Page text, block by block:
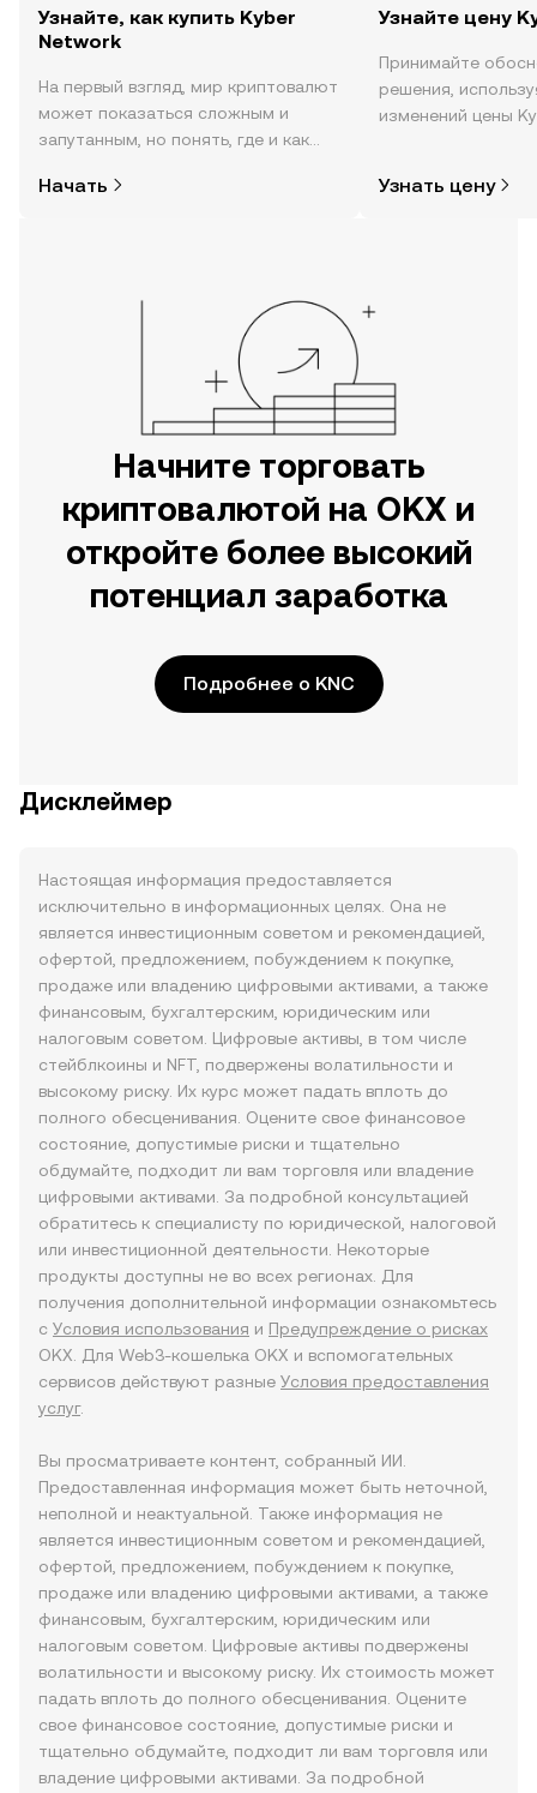
Узнайте, как купить Kyber
Network
На первый взгляд, мир криптовалют
может показаться сложным и
запутанным, но понять, где и как
так сложно. Начните исследовать
Начать
Узнайте цену
Принимайте
решения,
изменений цены
новости и многое
Узнать цену
Начните торговать
криптовалютой на OKX и
откройте более высокий
потенциал заработка
Подробнее о KNC
Дисклеймер
Настоящая информация предоставляется
исключительно в информационных целях. Она не
является инвестиционным советом и рекомендацией,
офертой, предложением, побуждением к покупке,
продаже или владению цифровыми активами, а также
финансовым, бухгалтерским, юридическим или
налоговым советом. Цифровые активы, в том числе
стейблкоины и NFT, подвержены волатильности и
высокому риску. Их курс может падать вплоть до
полного обесценивания. Оцените свое финансовое
состояние, допустимые риски и тщательно
обдумайте, подходит ли вам торговля или владение
цифровыми активами. За подробной консультацией
обратитесь к специалисту по юридической, налоговой
или инвестиционной деятельности. Некоторые
продукты доступны не во всех регионах. Для
получения дополнительной информации ознакомьтесь
с Условия использования и Предупреждение о рисках
OKX. Для Web3-кошелька OKX и вспомогательных
сервисов действуют разные Условия предоставления
услуг.
Вы просматриваете контент, собранный ИИ.
Предоставленная информация может быть неточной,
неполной и неактуальной. Также информация не
является инвестиционным советом и рекомендацией,
офертой, предложением, побуждением к покупке,
продаже или владению цифровыми активами, а также
финансовым, бухгалтерским, юридическим или
налоговым советом. Цифровые активы подвержены
волатильности и высокому риску. Их стоимость может
падать вплоть до полного обесценивания. Оцените
свое финансовое состояние, допустимые риски и
тщательно обдумайте, подходит ли вам торговля или
владение цифровыми активами. За подробной